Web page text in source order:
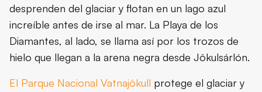
desprenden del glaciar y flotan en un lago azul
increíble antes de irse al mar. La Playa de los
Diamantes, al lado, se llama así por los trozos de
hielo que llegan a la arena negra desde Jökulsárlón.
El Parque Nacional Vatnajökull protege el glaciar y